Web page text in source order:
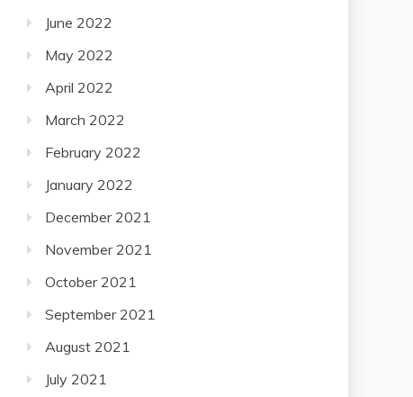
June 2022
May 2022
April 2022
March 2022
February 2022
January 2022
December 2021
November 2021
October 2021
September 2021
August 2021
July 2021